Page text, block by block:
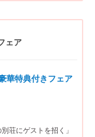
ェア
華特典付きフェア
荘にゲストを招く」